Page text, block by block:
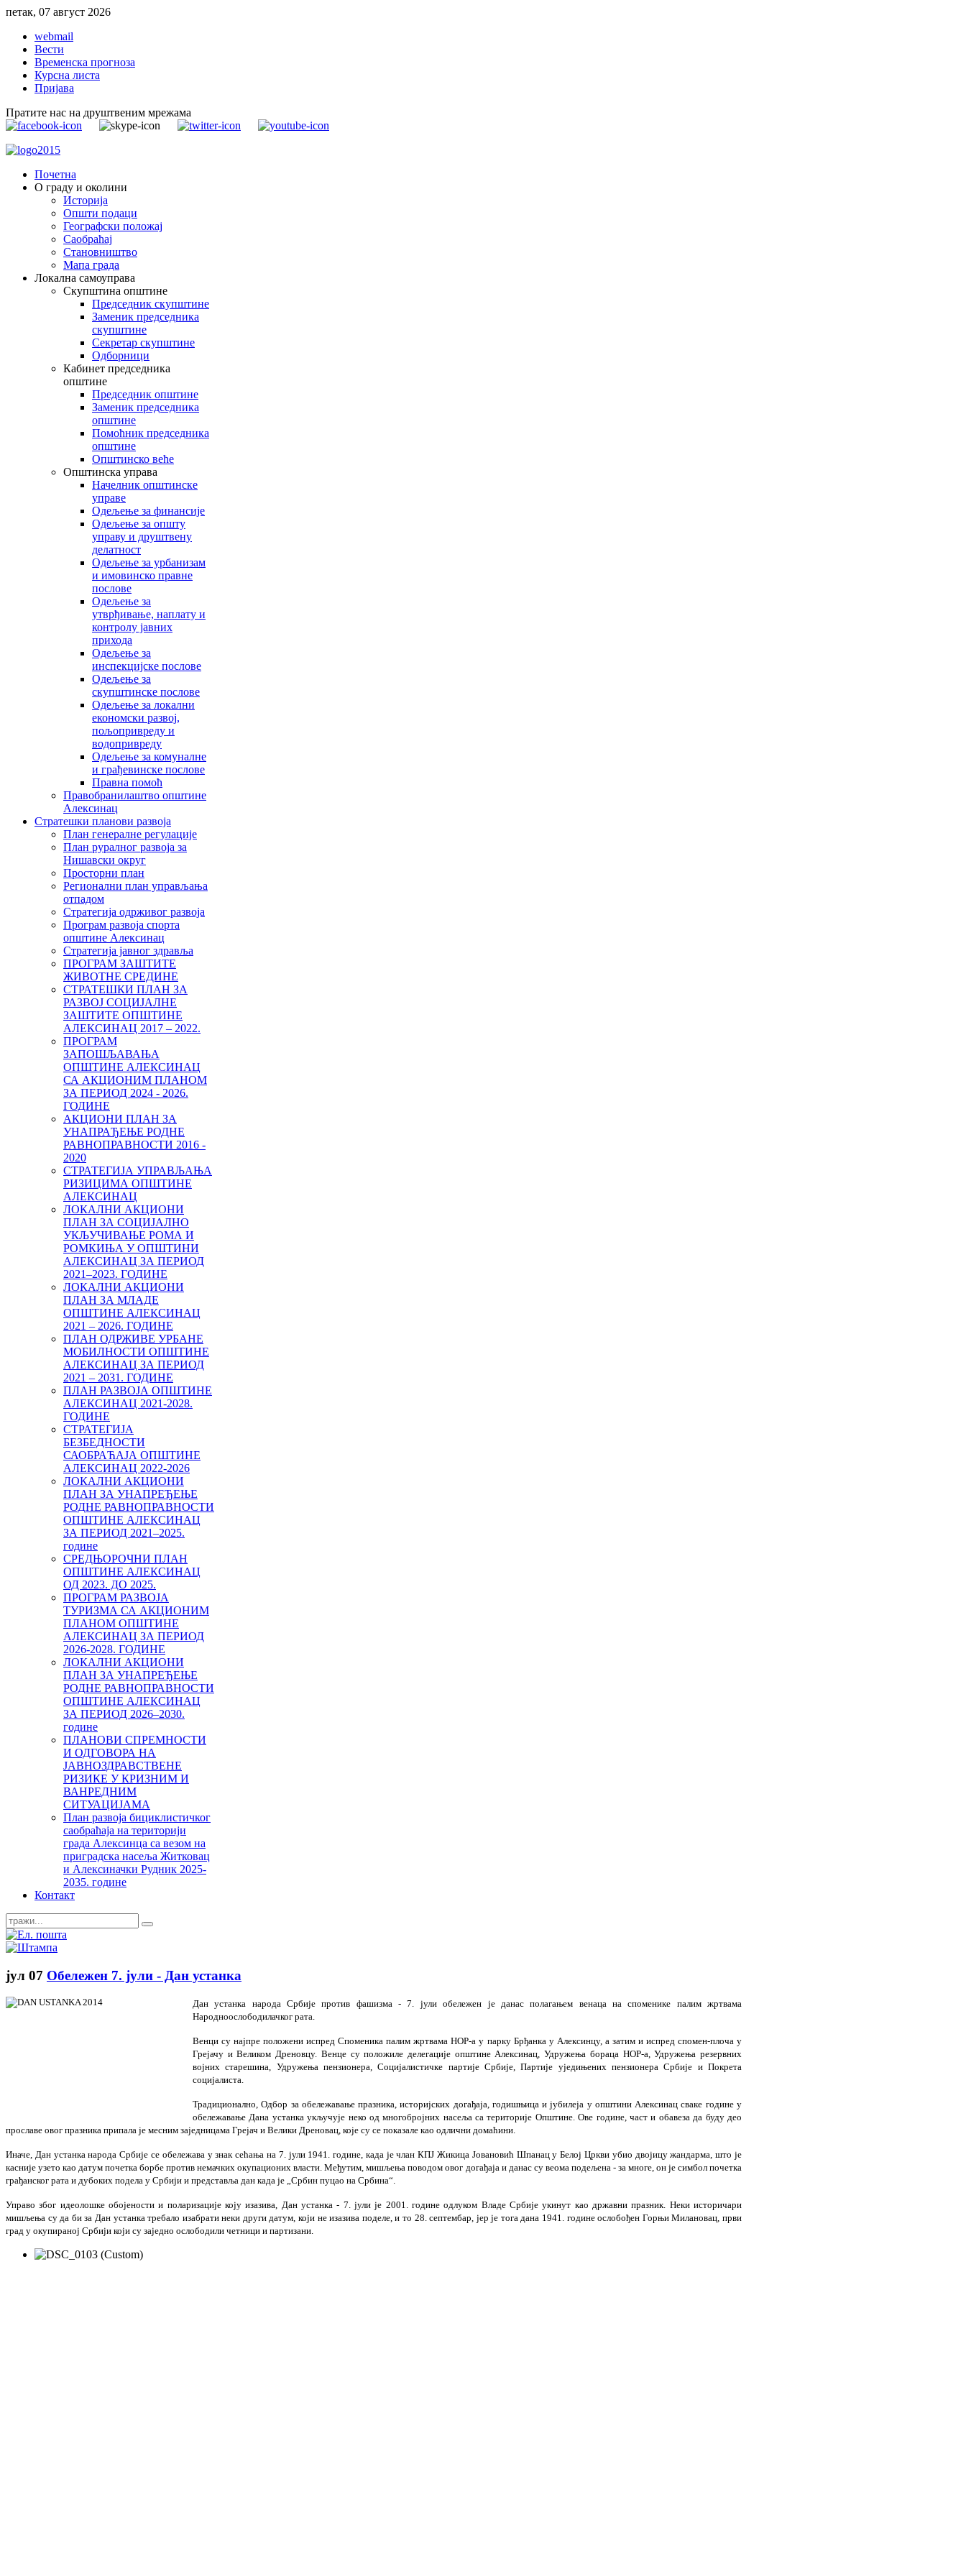
петак, 07 август 2026
webmail
Вести
Временска прогноза
Курсна листа
Пријава
Пратите нас на друштвеним мрежама
Почетна
О граду и околини
Историја
Општи подаци
Географски положај
Саобраћај
Становништво
Мапа града
Локална самоуправа
Скупштина општине
Председник скупштине
Заменик председника
скупштине
Секретар скупштине
Одборници
Кабинет председника
општине
Председник општине
Заменик председника
општине
Помоћник председника
општине
Општинско веће
Општинска управа
Начелник општинске
управе
Одељење за финансије
Одељење за општу
управу и друштвену
делатност
Одељење за урбанизам
и имовинско правне
послове
Одељење за
утврђивање, наплату и
контролу јавних
прихода
Одељење за
инспекцијске послове
Одељење за
скупштинске послове
Одељење за локални
економски развој,
пољопривреду и
водопривреду
Одељење за комуналне
и грађевинске послове
Правна помоћ
Правобранилаштво општине
Алексинац
Стратешки планови развоја
План генералне регулације
План руралног развоја за
Нишавски округ
Просторни план
Регионални план управљања
отпадом
Стратегија одрживог развоја
Програм развоја спорта
општине Алексинац
Стратегија јавног здравља
ПРОГРАМ ЗАШТИТЕ
ЖИВОТНЕ СРЕДИНЕ
СТРАТЕШКИ ПЛАН ЗА
РАЗВОЈ СОЦИЈАЛНЕ
ЗАШТИТЕ ОПШТИНЕ
АЛЕКСИНАЦ 2017 – 2022.
ПРОГРАМ
ЗАПОШЉАВАЊА
ОПШТИНЕ АЛЕКСИНАЦ
СА АКЦИОНИМ ПЛАНОМ
ЗА ПЕРИОД 2024 - 2026.
ГОДИНЕ
АКЦИОНИ ПЛАН ЗА
УНАПРАЂЕЊЕ РОДНЕ
РАВНОПРАВНОСТИ 2016 -
2020
СТРАТЕГИЈА УПРАВЉАЊА
РИЗИЦИМА ОПШТИНЕ
АЛЕКСИНАЦ
ЛОКАЛНИ АКЦИОНИ
ПЛАН ЗА СОЦИЈАЛНО
УКЉУЧИВАЊЕ РОМА И
РОМКИЊА У ОПШТИНИ
AЛЕКСИНАЦ ЗА ПЕРИОД
2021–2023. ГОДИНE
ЛОКАЛНИ АКЦИОНИ
ПЛАН ЗА МЛАДЕ
ОПШТИНЕ АЛЕКСИНАЦ
2021 – 2026. ГОДИНЕ
ПЛАН ОДРЖИВЕ УРБАНЕ
МОБИЛНОСТИ ОПШТИНЕ
АЛЕКСИНАЦ ЗА ПЕРИОД
2021 – 2031. ГОДИНЕ
ПЛАН РАЗВОЈА ОПШТИНЕ
АЛЕКСИНАЦ 2021-2028.
ГОДИНЕ
СТРАТЕГИЈА
БЕЗБЕДНОСТИ
САОБРАЋАЈА ОПШТИНЕ
АЛЕКСИНАЦ 2022-2026
ЛОКАЛНИ АКЦИОНИ
ПЛАН ЗА УНАПРЕЂЕЊЕ
РОДНЕ РАВНОПРАВНОСТИ
ОПШТИНЕ АЛЕКСИНАЦ
ЗА ПЕРИОД 2021–2025.
године
СРЕДЊОРОЧНИ ПЛАН
ОПШТИНЕ АЛЕКСИНАЦ
ОД 2023. ДО 2025.
ПРОГРАМ РАЗВОЈА
ТУРИЗМА СА АКЦИОНИМ
ПЛАНОМ ОПШТИНЕ
АЛЕКСИНАЦ ЗА ПЕРИОД
2026-2028. ГОДИНЕ
ЛОКАЛНИ АКЦИОНИ
ПЛАН ЗА УНАПРЕЂЕЊЕ
РОДНЕ РАВНОПРАВНОСТИ
ОПШТИНЕ АЛЕКСИНАЦ
ЗА ПЕРИОД 2026–2030.
године
ПЛАНОВИ СПРЕМНОСТИ
И ОДГОВОРА НА
ЈАВНОЗДРАВСТВЕНЕ
РИЗИКЕ У КРИЗНИМ И
ВАНРЕДНИМ
СИТУАЦИЈАМА
План развоја бициклистичког
саобраћаја на територији
града Алексинца са везом на
приградска насеља Житковац
и Алексиначки Рудник 2025-
2035. године
Контакт
јул 07 Обележен 7. јули - Дан устанка
Дан устанка народа Србије против фашизма - 7. јули обележен је данас полагањем венаца на споменике палим жртвама
Народноослободилачког рата.
Венци су најпре положени испред Споменика палим жртвама НОР-а у парку Брђанка у Алексинцу, а затим и испред спомен-плоча у
Грејачу и Великом Дреновцу. Венце су положиле делегације општине Алексинац, Удружења бораца НОР-а, Удружења резервних
војних старешина, Удружења пензионера, Социјалистичке партије Србије, Партије уједињених пензионера Србије и Покрета
социјалиста.
Традиционално, Одбор за обележавање празника, историјских догађаја, годишњица и јубилеја у општини Алексинац сваке године у
обележавање Дана устанка укључује неко од многобројних насеља са територије Општине. Ове године, част и обавеза да буду део
прославе овог празника припала је месним заједницама Грејач и Велики Дреновац, које су се показале као одлични домаћини.
Иначе, Дан устанка народа Србије се обележава у знак сећања на 7. јули 1941. године, када је члан КПЈ Жикица Јовановић Шпанац у Белој Цркви убио двојицу жандарма, што је
касније узето као датум почетка борбе против немачких окупационих власти. Међутим, мишљења поводом овог догађаја и данас су веома подељена - за многе, он је симбол почетка
грађанског рата и дубоких подела у Србији и представља дан када је „Србин пуцао на Србина“.
Управо због идеолошке обојености и поларизације коју изазива, Дан устанка - 7. јули је 2001. године одлуком Владе Србије укинут као државни празник. Неки историчари
мишљења су да би за Дан устанка требало изабрати неки други датум, који не изазива поделе, и то 28. септембар, јер је тога дана 1941. године ослобођен Горњи Милановац, први
град у окупираној Србији који су заједно ослободили четници и партизани.